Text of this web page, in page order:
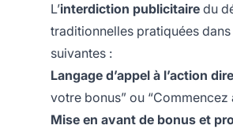
L’interdiction publicitaire du
traditionnelles pratiquées
suivantes :
Langage d’appel à l’action
votre bonus” ou
Mise en avant de bonus et